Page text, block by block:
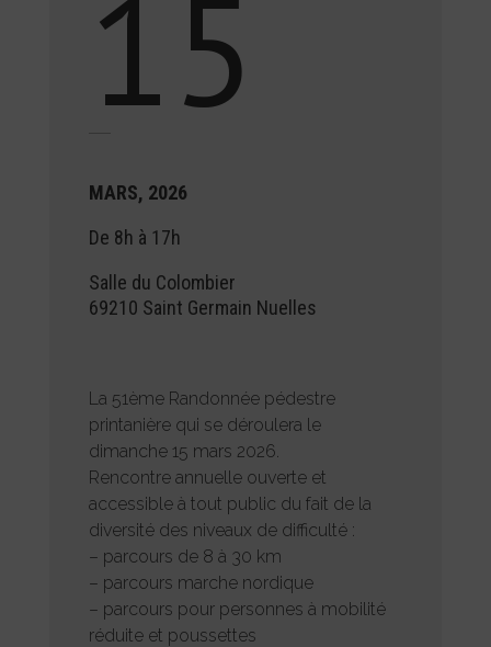
15
MARS, 2026
De 8h à 17h
Salle du Colombier
69210 Saint Germain Nuelles
La 51ème Randonnée pédestre
printanière qui se déroulera le
dimanche 15 mars 2026.
Rencontre annuelle ouverte et
accessible à tout public du fait de la
diversité des niveaux de difficulté :
– parcours de 8 à 30 km
– parcours marche nordique
– parcours pour personnes à mobilité
réduite et poussettes